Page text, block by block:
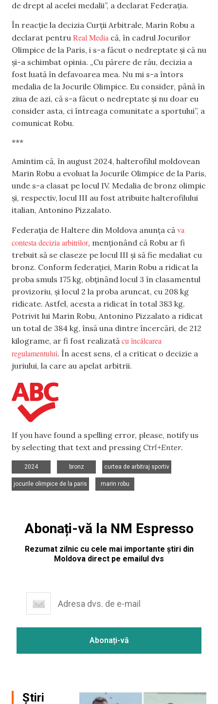
de drept al acelei medalii”, a declarat Federația.
În reacție la decizia Curții Arbitrale, Marin Robu a
declarat pentru Real Media că, în cadrul Jocurilor
Olimpice de la Paris, i s-a făcut o nedreptate și că nu
și-a schimbat opinia. „Cu părere de rău, decizia a
fost luată în defavoarea mea. Nu mi s-a întors
medalia de la Jocurile Olimpice. Eu consider, până în
ziua de azi, că s-a făcut o nedreptate și nu doar eu
consider asta, ci întreaga comunitate a sportului”, a
comunicat Robu.
***
Amintim că, în august 2024, halterofilul moldovean
Marin Robu a evoluat la Jocurile Olimpice de la Paris,
unde s-a clasat pe locul IV. Medalia de bronz olimpic
și, respectiv, locul III au fost atribuite halterofilului
italian, Antonino Pizzalato.
Federația de Haltere din Moldova anunța că va
contesta decizia arbitrilor, menționând că Robu ar fi
trebuit să se claseze pe locul III și să fie medaliat cu
bronz. Conform federației, Marin Robu a ridicat la
proba smuls 175 kg, obținând locul 3 în clasamentul
provizoriu, și locul 2 la proba aruncat, cu 208 kg
ridicate. Astfel, acesta a ridicat în total 383 kg.
Potrivit lui Marin Robu, Antonino Pizzalato a ridicat
un total de 384 kg, însă una dintre încercări, de 212
kilograme, ar fi fost realizată cu încălcarea
regulamentului. În acest sens, el a criticat o decizie a
juriului, la care au apelat arbitrii.
If you have found a spelling error, please, notify us
by selecting that text and pressing Ctrl+Enter.
2024
bronz
curtea de arbitraj sportiv
jocurile olimpice de la paris
marin robu
Abonați-vă la NM Espresso
Rezumat zilnic cu cele mai importante știri din
Moldova direct pe emailul dvs
Știri